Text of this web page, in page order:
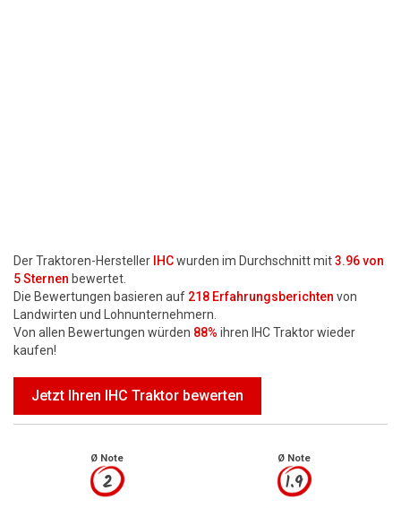
Der Traktoren-Hersteller IHCwurden im Durchschnitt mit3.96von
5 Sternen bewertet.
Die Bewertungen basieren auf 218 Erfahrungsberichten von
Landwirten und Lohnunternehmern.
Von allen Bewertungen würden 88% ihren IHC Traktor wieder
kaufen!
Jetzt Ihren IHC Traktor bewerten
Ø Note
2
Ø Note
1.9